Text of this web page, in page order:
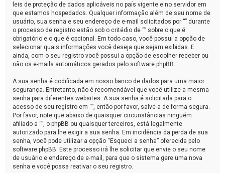
leis de proteção de dados aplicáveis no país vigente e no servidor em
que estamos hospedados. Qualquer informação além de seu nome de
usuário, sua senha e seu endereço de e-mail solicitados por “” durante
o processo de registro estão sob o critédio de “” sobre o que é
obrigatório e o que é opcional. Em todo caso, você possui a opção de
selecionar quais informações você deseja que sejam exibidas. E
ainda, com o seu registro você possui a opção de escolher receber ou
não os e-mails automáticos gerados pelo software phpBB.
A sua senha é codificada em nosso banco de dados para uma maior
segurança. Entretanto, não é recomendável que você utilize a mesma
senha para diferentes websites. A sua senha é solicitada para o
acesso de seu registro em “”, então por favor, salve-a de forma segura.
Por favor, note que abaixo de quaisquer circunstâncias ninguém
afiliado a “”, o phpBB ou quaisquer terceiros, está legalmente
autorizado para lhe exigir a sua senha. Em incidência da perda de sua
senha, você pode utilizar a opção “Esqueci a senha” oferecida pelo
software phpBB. Este processo irá lhe solicitar que envie o seu nome
de usuário e endereço de e-mail, para que o sistema gere uma nova
senha e você possa reativar o seu registro.